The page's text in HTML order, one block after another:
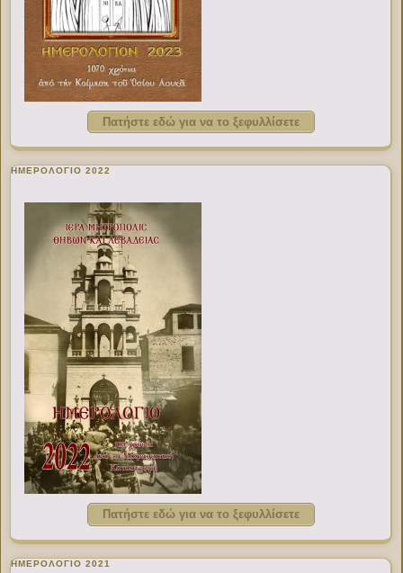
Πατήστε εδώ για να το ξεφυλλίσετε
ΗΜΕΡΟΛΟΓΙΟ 2022
Πατήστε εδώ για να το ξεφυλλίσετε
ΗΜΕΡΟΛΟΓΙΟ 2021